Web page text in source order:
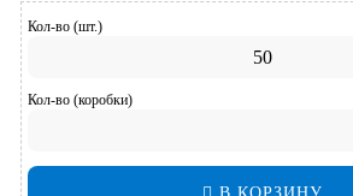
Кол-во (шт.)
Кол-во (коробки)